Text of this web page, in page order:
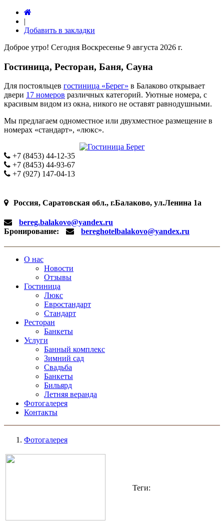
|
Добавить в закладки
Доброе утро! Сегодня Воскресенье 9 августа 2026 г.
Гостиница, Ресторан, Баня, Сауна
Для постояльцев гостиница «Берег» в Балаково открывает
двери 17 номеров различных категорий. Уютные номера, с
красивым видом из окна, никого не оставят равнодушными.
Мы предлагаем одноместное или двухместное размещение в
номерах «стандарт», «люкс».
+7 (8453) 44-12-35
+7 (8453) 44-93-67
+7 (927) 147-04-13
Россия, Саратовская обл., г.Балаково, ул.Ленина 1а
bereg.balakovo@yandex.ru
Бронирование:
bereghotelbalakovo@yandex.ru
О нас
Новости
Отзывы
Гостиница
Люкс
Евростандарт
Стандарт
Ресторан
Банкеты
Услуги
Банный комплекс
Зимний сад
Свадьба
Банкеты
Бильярд
Летняя веранда
Фотогалерея
Контакты
Фотогалерея
Теги: